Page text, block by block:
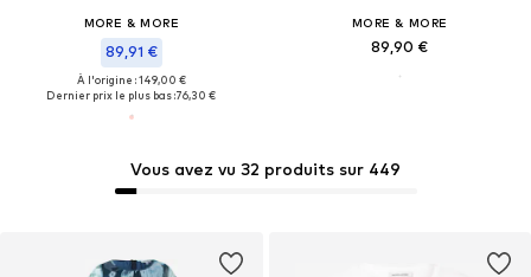
Vous avez vu 32 produits sur 449
MORE & MORE
89,91 €
À l'origine : 149,00 €
Dernier prix le plus bas :76,30 €
MORE & MORE
89,90 €